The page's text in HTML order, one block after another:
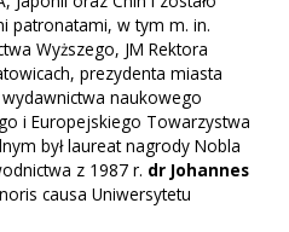
patronatami, w tym m. in.
Wyższego, JM Rektora
prezydenta miasta
naukowego
i Europejskiego Towarzystwa
był laureat nagrody Nobla
z 1987 r. dr Johannes
causa Uniwersytetu